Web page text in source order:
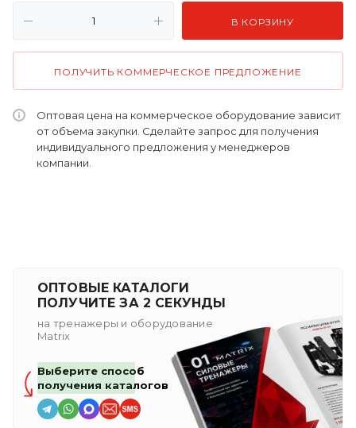
В КОРЗИНУ
ПОЛУЧИТЬ КОММЕРЧЕСКОЕ ПРЕДЛОЖЕНИЕ
Оптовая цена на коммерческое оборудование зависит
от объема закупки. Сделайте запрос для получения
индивидуального предложения у менеджеров
компании.
ОПТОВЫЕ КАТАЛОГИ
ПОЛУЧИТЕ ЗА 2 СЕКУНДЫ
на тренажеры и оборудование
Matrix
Выберите способ
получения каталогов